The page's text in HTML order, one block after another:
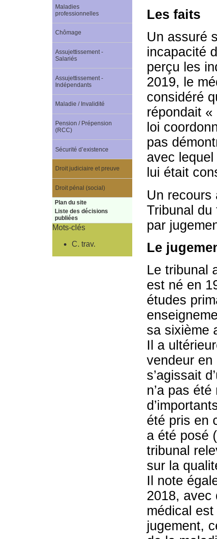
Les faits
Un assuré
incapacité
perçu les
2019, le
considéré
répondait «
loi
pas
avec
lui était
Un recours
Tribunal
par
Le
Le tribunal
est né en
études
sa sixième
Il a
vendeur
s’agissait
n’a pas
été pris en
a été posé
tribunal
sur la
Il note
2018, avec
médical
jugement,
Maladies
professionnelles
Chômage
Assujettissement -
Salariés
Assujettissement -
Indépendants
Maladie / Invalidité
Pension / Prépension
(RCC)
Sécurité d’existence
Droit judiciaire et preuve
Droit pénal (social)
Plan du site
Liste des décisions
publiées
Mots-clés
C. trav.